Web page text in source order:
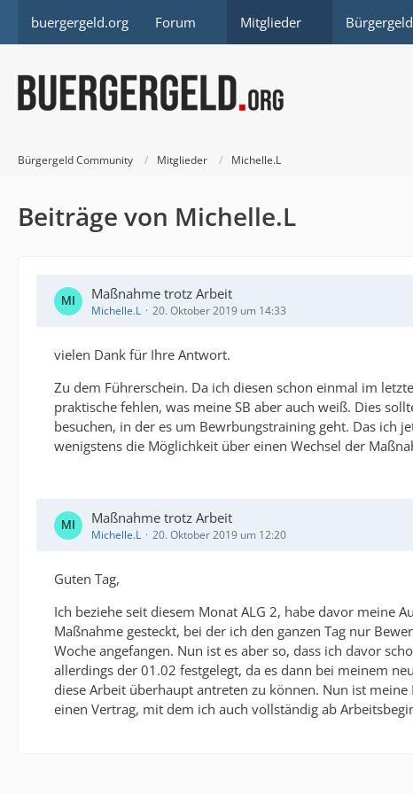
buergergeld.org Forum Mitglieder
Bürgergeld Community Mitglieder Michelle.L
Beiträge von Michelle.L
Maßnahme trotz Arbeit
Michelle.L 20. Oktober 2019 um 14:33
vielen Dank für Ihre Antwort.
Zu dem Führerschein. Da ich diesen schon einmal im
praktische fehlen, was meine SB aber auch weiß. Dies
besuchen, in der es um Bewrbungstraining geht. Das ich
wenigstens die Möglichkeit über einen Wechsel der
Maßnahme trotz Arbeit
Michelle.L 20. Oktober 2019 um 12:20
Guten Tag,
Ich beziehe seit diesem Monat ALG 2, habe davor meine
Maßnahme gesteckt, bei der ich den ganzen Tag nur
Woche angefangen. Nun ist es aber so, dass ich davor
allerdings der 01.02 festgelegt, da es dann bei meinem
diese Arbeit überhaupt antreten zu können. Nun ist
einen Vertrag, mit dem ich auch vollständig ab